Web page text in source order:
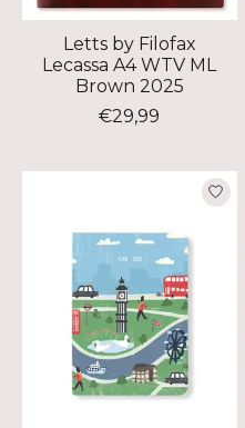
Letts by Filofax
Lecassa A4 WTV ML
Brown 2025
€29,99